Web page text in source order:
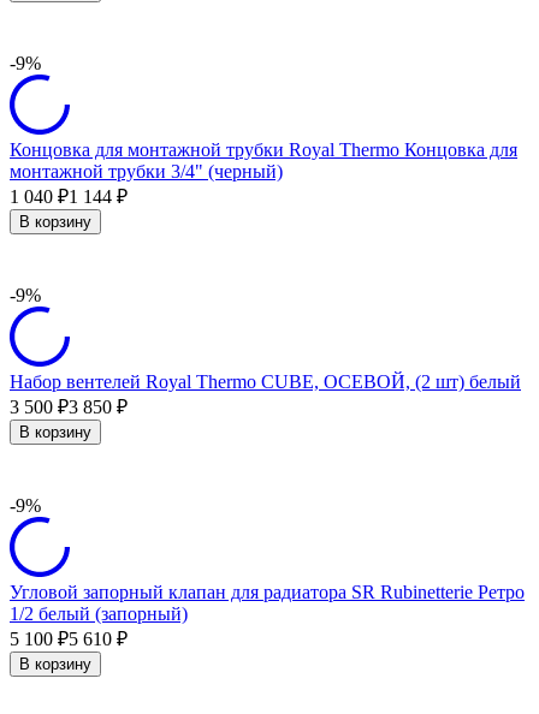
-9%
Концовка для монтажной трубки Royal Thermo Концовка для
монтажной трубки 3/4" (черный)
1 040 ₽1 144 ₽
В корзину
-9%
Набор вентелей Royal Thermo CUBE, ОСЕВОЙ, (2 шт) белый
3 500 ₽3 850 ₽
В корзину
-9%
Угловой запорный клапан для радиатора SR Rubinetterie Ретро
1/2 белый (запорный)
5 100 ₽5 610 ₽
В корзину